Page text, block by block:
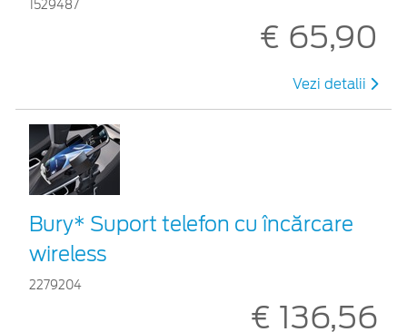
1529487
€ 65,90
Vezi detalii
Bury* Suport telefon cu încărcare
wireless
2279204
€ 136,56